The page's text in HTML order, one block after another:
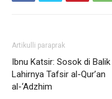
Artikulli paraprak
Ibnu Katsir: Sosok di Balik
Lahirnya Tafsir al-Qur’an
al-‘Adzhim